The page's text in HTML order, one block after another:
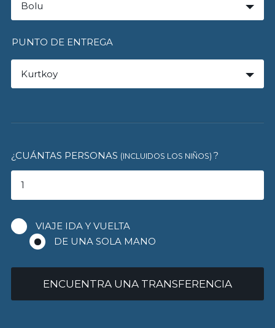
Bolu
PUNTO DE ENTREGA
Kurtkoy
¿CUÁNTAS PERSONAS (INCLUIDOS LOS NIÑOS) ?
VIAJE IDA Y VUELTA
DE UNA SOLA MANO
ENCUENTRA UNA TRANSFERENCIA